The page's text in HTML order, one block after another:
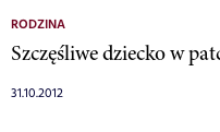
RODZINA
Szczęśliwe dziecko w
31.10.2012